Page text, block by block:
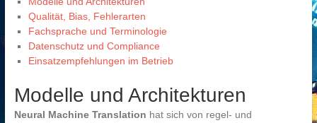
Qualität, Bias, Fehlerarten
Fachsprache und Terminologie
Datenschutz und Compliance
Einsatzempfehlungen im Betrieb
Modelle und Architekturen
Neural Machine Translation hat sich von regel- und